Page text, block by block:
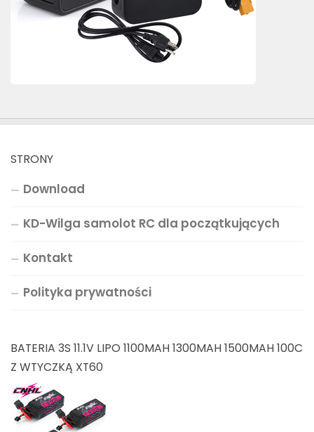
STRONY
Download
KD-Wilga samolot RC dla początkujących
Kontakt
Polityka prywatności
BATERIA 3S 11.1V LIPO 1100MAH 1300MAH 1500MAH 100C
Z WTYCZKĄ XT60